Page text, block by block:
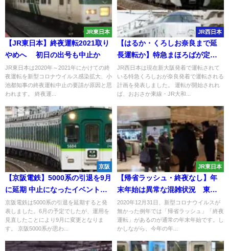
JR東日本
【JR東日本】終夜運転2021取り
やめへ 初日の出号も中止か
JR東日本は2020年～2021年にかけての終
夜運転を新型コロナウイルス感染拡大、小
池都知事の終夜運転中止の要請が原因と思
われます。 終夜運...
JR西日本
【はるか・くろしお奈良まで延
長運転か】特急まほろばが定期
列車化へ2023年春ダイヤ改正予
測
JR西日本は現在新大阪発着で運転されて
いる特急くろしおが奈良発着で運転される
計画を発表しました。 運転が開始されれ
ば、おおさか東線・JR大和...
京阪
【京阪電鉄】5000系の引退を9月
に延期 中止になったイベントが
復活するかも
京阪電鉄は5000系の引退を延期すると発
表しました。6月の予定でしたが、運用を
見直したことにより9月に変更となりま
す。 京阪5000系が思わ...
JR東日本
【帰省ラッシュ・終夜なし】年
末年始は異常な混雑状況 東京
駅では空席表示のみ
2020年12月31日、新型コロナウイルスが
無かった例年では「帰省ラッシュ」「終夜
運転」があるのが通常の年末年始です。し
かしながら、今年の年...